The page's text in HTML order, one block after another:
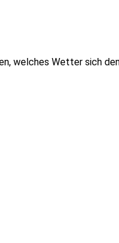
welches Wetter sich